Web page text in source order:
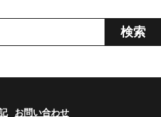
お問い合わせ